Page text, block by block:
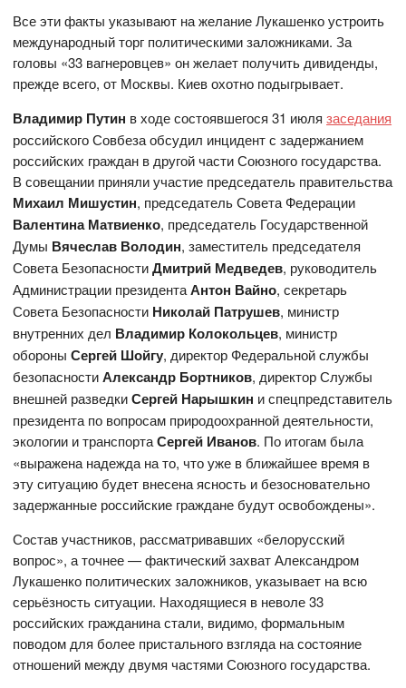
Все эти факты указывают на желание Лукашенко устроить
международный торг политическими заложниками. За
головы «33 вагнеровцев» он желает получить дивиденды,
прежде всего, от Москвы. Киев охотно подыгрывает.
Владимир Путин в ходе состоявшегося 31 июлязаседания
российского Совбеза обсудил инцидент с задержанием
российских граждан в другой части Союзного государства.
В совещании приняли участие председатель правительства
Михаил Мишустин, председатель Совета Федерации
Валентина Матвиенко, председатель Государственной
Думы Вячеслав Володин, заместитель председателя
Совета БезопасностиДмитрий Медведев, руководитель
Администрации президентаАнтон Вайно, секретарь
Совета Безопасности Николай Патрушев, министр
внутренних дел Владимир Колокольцев, министр
обороныСергей Шойгу, директор Федеральной службы
безопасностиАлександр Бортников, директор Службы
внешней разведкиСергей Нарышкин и спецпредставитель
президента по вопросам природоохранной деятельности,
экологии и транспортаСергей Иванов. По итогам была
«выражена надежда на то, что уже в ближайшее время в
эту ситуацию будет внесена ясность и безосновательно
задержанные российские граждане будут освобождены».
Состав участников, рассматривавших «белорусский
вопрос», а точнее — фактический захват Александром
Лукашенко политических заложников, указывает на всю
серьёзность ситуации. Находящиеся в неволе 33
российских гражданина стали, видимо, формальным
поводом для более пристального взгляда на состояние
отношений между двумя частями Союзного государства.